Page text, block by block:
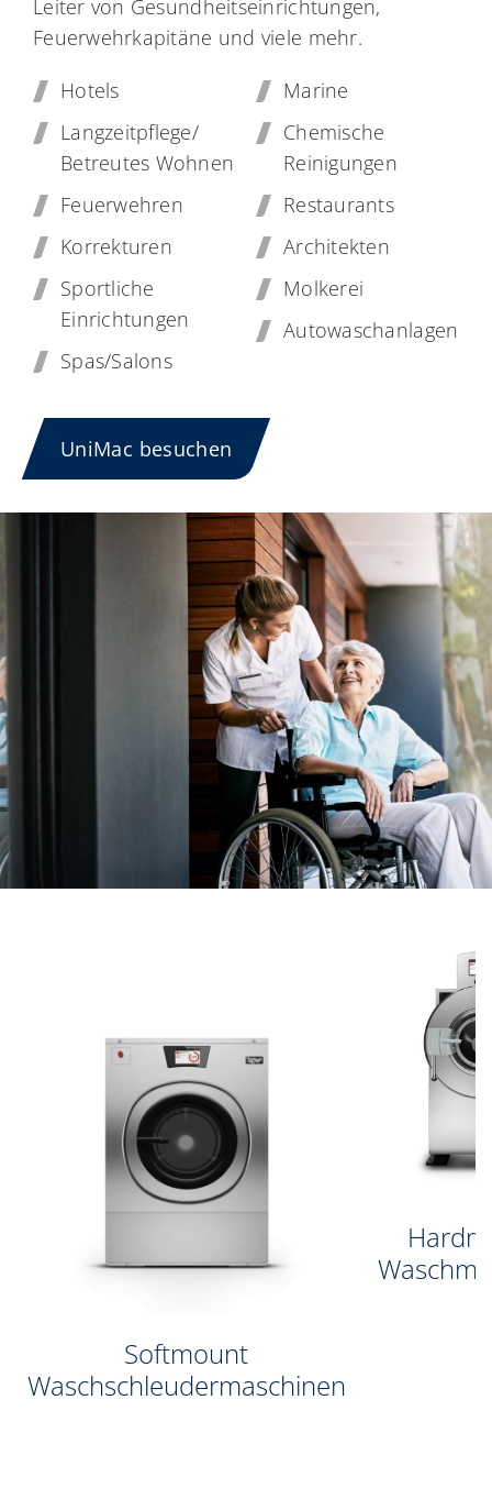
Leiter von Gesundheitseinrichtungen,
Feuerwehrkapitäne und viele mehr.
Hotels
Langzeitpflege/
Betreutes Wohnen
Feuerwehren
Korrekturen
Sportliche
Einrichtungen
Spas/Salons
Marine
Chemische
Reinigungen
Restaurants
Architekten
Molkerei
Autowaschanlagen
UniMac besuchen
Softmount
Waschschleudermaschinen